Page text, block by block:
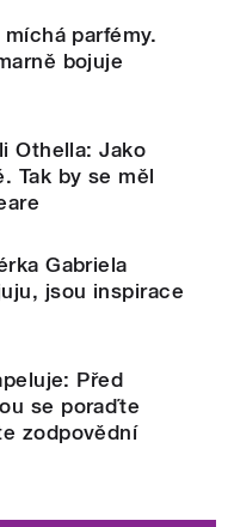
parfémy.
bojuje
Othella: Jako
Tak by se měl
Gabriela
jsou inspirace
Před
se poraďte
zodpovědní